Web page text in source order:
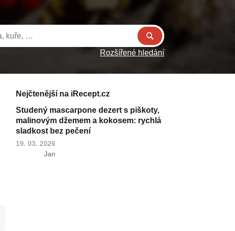
Rozšířené hledání
Nejčtenější na iRecept.cz
Studený mascarpone dezert s piškoty,
malinovým džemem a kokosem: rychlá
sladkost bez pečení
19. 03. 2026
Jan